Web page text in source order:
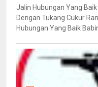
Jalin Hubungan Yang
Dengan Tukang Cukur
Hubungan Yang Baik